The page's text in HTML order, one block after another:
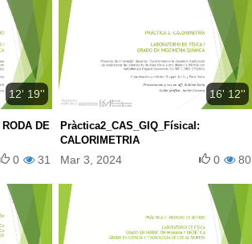
12' 19''
DE
31
0
16' 12''
Pràctica2_CAS_GIQ_FísicaI:
CALORIMETRIA
Mar 3, 2024 80
0